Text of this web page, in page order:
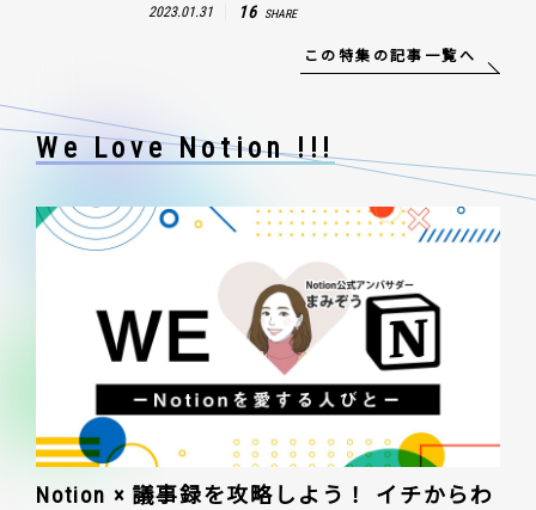
2023.01.31 16 SHARE
この特集の記事一覧へ
We Love Notion !!!
Notion × 議事録を攻略しよう！ イチからわ